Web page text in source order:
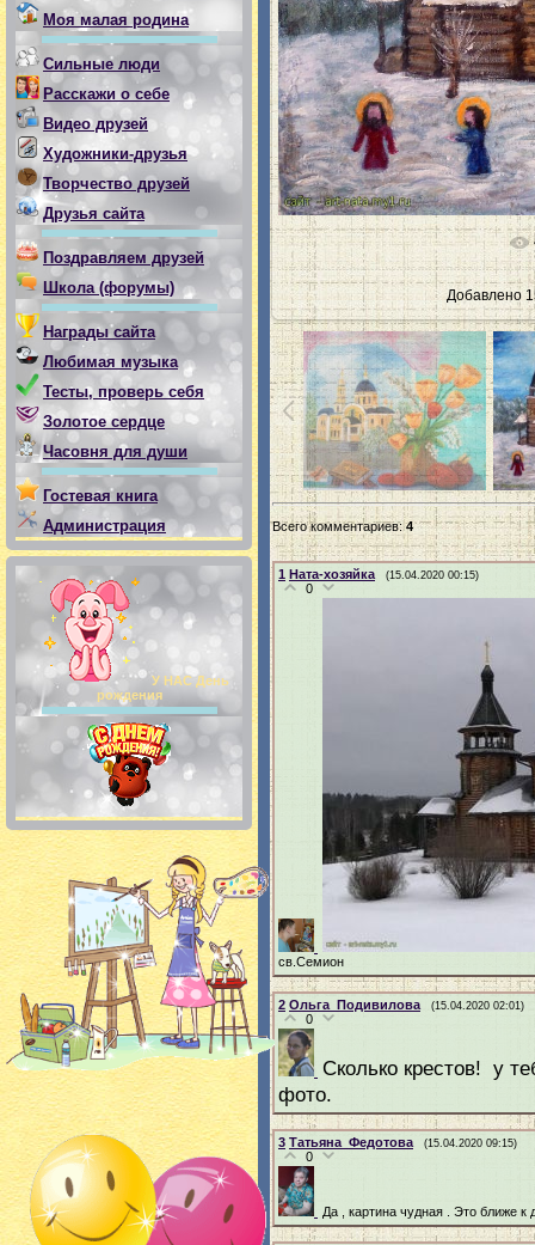
Моя малая родина
Сильные люди
Расскажи о себе
Видео друзей
Художники-друзья
Творчество друзей
Друзья сайта
Поздравляем друзей
Школа (форумы)
Награды сайта
Любимая музыка
Тесты, проверь себя
Золотое сердце
Часовня для души
Гостевая книга
Администрация
У НАС День
рождения
Добавлено
Всего комментариев:4
1 Ната-хозяйка (15.04.2020 00:15)
0
св.Семион
2 Ольга_Подивилова (15.04.2020 02:01)
0
Сколько крестов! у
фото.
3 Татьяна_Федотова (15.04.2020 09:15)
0
Да , картина чудная . Это ближе